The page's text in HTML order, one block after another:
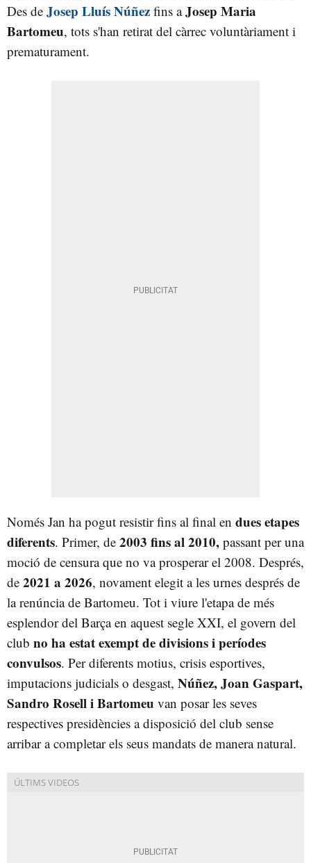
Des de Josep Lluís Núñez fins aJosep Maria
Bartomeu, tots s'han retirat del càrrec voluntàriament i
prematurament.
Només Jan ha pogut resistir fins al final en dues etapes
diferents. Primer, de 2003 fins al 2010, passant per una
moció de censura que no va prosperar el 2008. Després,
de 2021 a 2026, novament elegit a les urnes després de
la renúncia de Bartomeu. Tot i viure l'etapa de més
esplendor del Barça en aquest segle XXI, el govern del
club no ha estat exempt de divisions i períodes
convulsos. Per diferents motius, crisis esportives,
imputacions judicials o desgast, Núñez, Joan Gaspart,
Sandro Rosell i Bartomeu van posar les seves
respectives presidències a disposició del club sense
arribar a completar els seus mandats de manera natural.